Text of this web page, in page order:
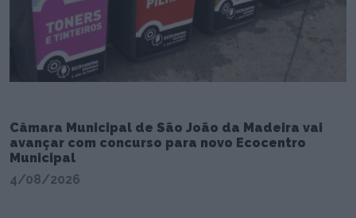
Câmara Municipal de São João da Madeira vai
avançar com concurso para novo Ecocentro
Municipal
4/08/2026